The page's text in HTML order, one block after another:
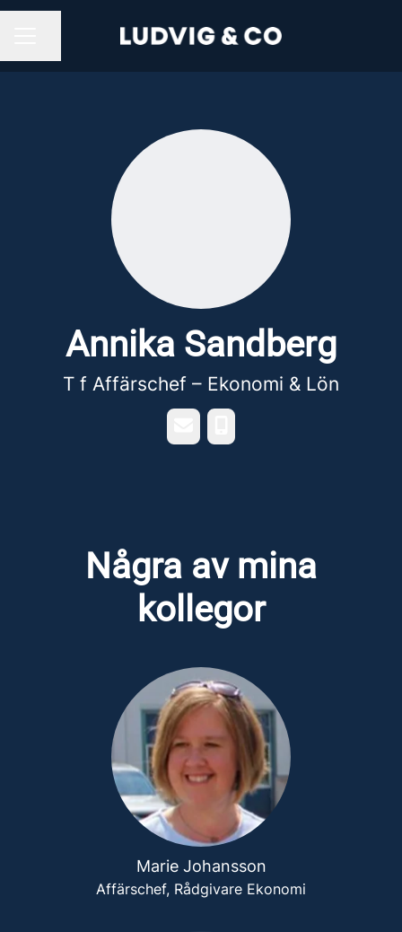
Annika Sandberg
T f Affärschef – Ekonomi & Lön
Några av mina
kollegor
Marie Johansson
Affärschef, Rådgivare Ekonomi